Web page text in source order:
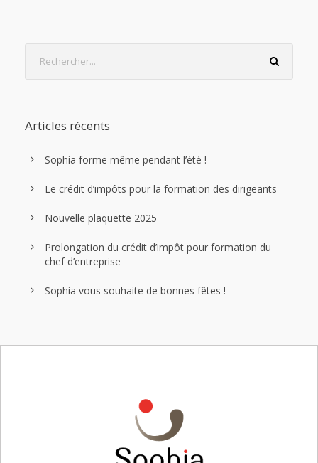
Articles récents
Sophia forme même pendant l’été !
Le crédit d’impôts pour la formation des dirigeants
Nouvelle plaquette 2025
Prolongation du crédit d’impôt pour formation du
chef d’entreprise
Sophia vous souhaite de bonnes fêtes !